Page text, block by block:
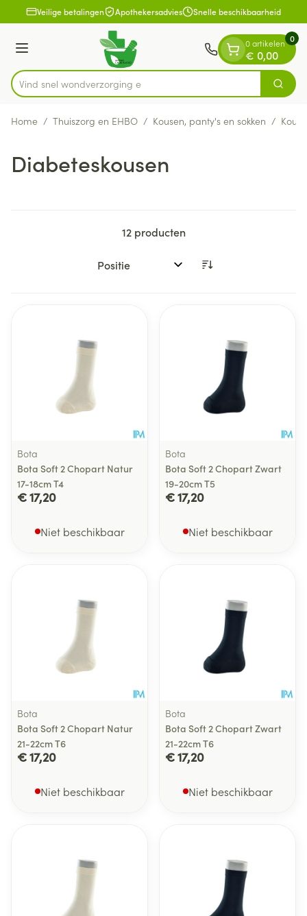
Ga naar de inhoud
1 van 1Veilige betalingen Apothekersadvies Snelle beschikbaarheid
Menu
Product, merk, categorie...
Vind snel wondver Zoek
0 artikelen
€ 0,00
0
Home / Thuiszorg en EHBO / Kousen, panty's en sokken /
Diabeteskousen
12producten
Sorteer op:
Bota
Bota Soft 2 Chopart Natur
17-18cm T4
€ 17,20
Niet beschikbaar
Bota
Bota Soft 2 Chopart Zwart
19-20cm T5
€ 17,20
Niet beschikbaar
Bota
Bota Soft 2 Chopart Natur
21-22cm T6
€ 17,20
Niet beschikbaar
Bota
Bota Soft 2 Chopart Zwart
21-22cm T6
€ 17,20
Niet beschikbaar